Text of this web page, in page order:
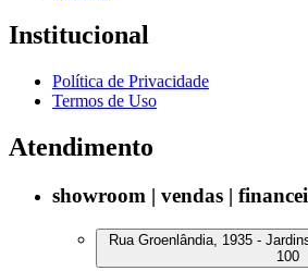
Institucional
Política de Privacidade
Termos de Uso
Atendimento
showroom | vendas |
Rua Groenlândia, 1935 -
100